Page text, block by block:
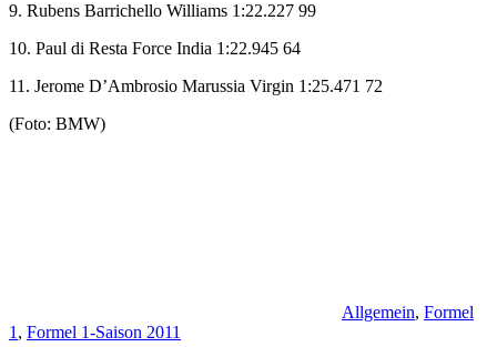
9. Rubens Barrichello Williams 1:22.227 99
10. Paul di Resta Force India 1:22.945 64
11. Jerome D’Ambrosio Marussia Virgin 1:25.471 72
(Foto: BMW)
Allgemein, Formel
1 , Formel 1-Saison 2011